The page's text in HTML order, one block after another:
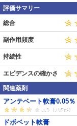
評価サマリー
総合
副作用頻度
持続性
エビデンスの確かさ
関連薬剤
アンテベート軟膏0.05％
ドボベット軟膏